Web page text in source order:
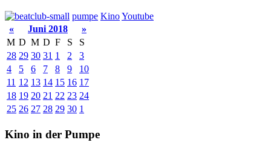
pumpe KinoYoutube
«
Juni 2018
»
M D M D F S
S
28 29 30 31 1 2
3
4
5 6 7 8 9
10
11 12 13 14 15 16 17
18 19 20 21 22 23 24
25 26 27 28 29 30 1
Kino in der Pumpe